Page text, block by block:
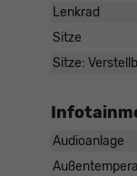
Lenkrad
Sitze
Sitze:
Audioanlage